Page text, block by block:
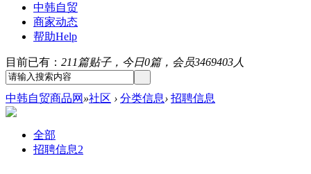
中韩自贸
商家动态
帮助Help
目前已有： 211篇贴子，今日0篇，会员3469403人
中韩自贸商品网 »社区 › 分类信息› 招聘信息
全部
招聘信息2